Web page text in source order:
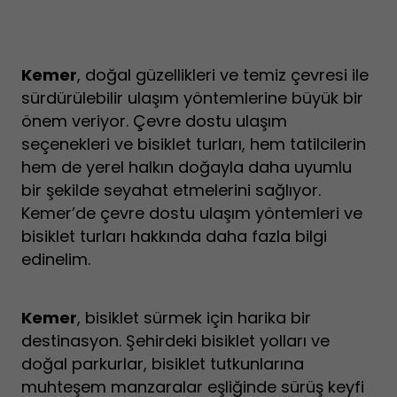
Kemer, doğal güzellikleri ve temiz çevresi ile
sürdürülebilir ulaşım yöntemlerine büyük bir
önem veriyor. Çevre dostu ulaşım
seçenekleri ve bisiklet turları, hem tatilcilerin
hem de yerel halkın doğayla daha uyumlu
bir şekilde seyahat etmelerini sağlıyor.
Kemer’de çevre dostu ulaşım yöntemleri ve
bisiklet turları hakkında daha fazla bilgi
edinelim.
Kemer, bisiklet sürmek için harika bir
destinasyon. Şehirdeki bisiklet yolları ve
doğal parkurlar, bisiklet tutkunlarına
muhteşem manzaralar eşliğinde sürüş keyfi